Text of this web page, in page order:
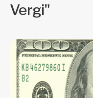
Vergi"